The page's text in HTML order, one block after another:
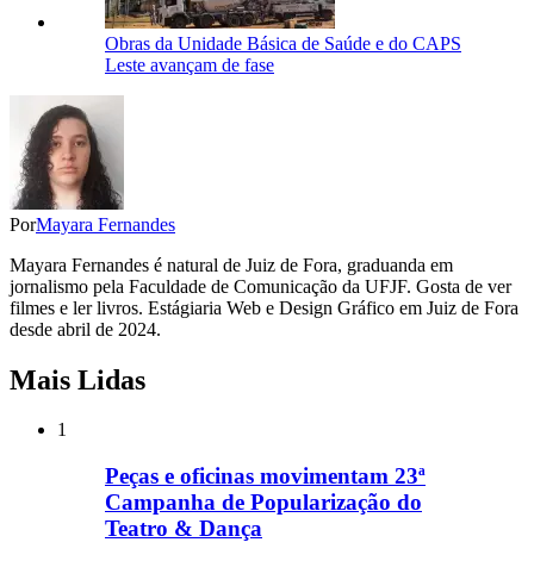
Obras da Unidade Básica de Saúde e do CAPS
Leste avançam de fase
PorMayara Fernandes
Mayara Fernandes é natural de Juiz de Fora, graduanda em
jornalismo pela Faculdade de Comunicação da UFJF. Gosta de ver
filmes e ler livros. Estágiaria Web e Design Gráfico em Juiz de Fora
desde abril de 2024.
Mais Lidas
1
Peças e oficinas movimentam 23ª
Campanha de Popularização do
Teatro & Dança